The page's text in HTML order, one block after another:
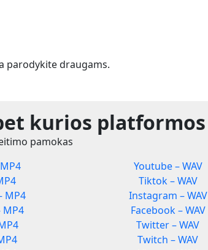
parodykite draugams.
kurios platformos
pamokas
MP4
MP4
Youtube – WAV
Tiktok – WAV
Instagram – WAV
Facebook – WAV
Twitter – WAV
Twitch – WAV